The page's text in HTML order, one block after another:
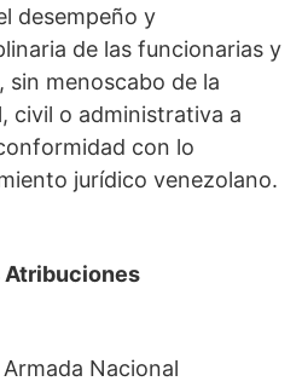
desempeño y
de las funcionarias y
menoscabo de la
civil o administrativa a
con lo
jurídico venezolano.
Atribuciones
Nacional